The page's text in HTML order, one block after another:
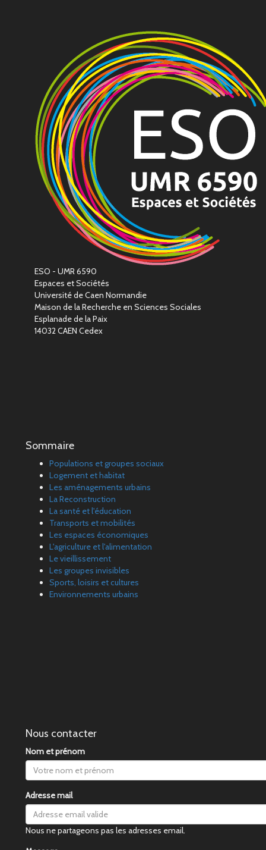
ESO - UMR 6590
Espaces et Sociétés
Université de Caen Normandie
Maison de la Recherche en Sciences Sociales
Esplanade de la Paix
14032 CAEN Cedex
Sommaire
Populations et groupes sociaux
Logement et habitat
Les aménagements urbains
La Reconstruction
La santé et l'éducation
Transports et mobilités
Les espaces économiques
L'agriculture et l'alimentation
Le vieillissement
Les groupes invisibles
Sports, loisirs et cultures
Environnements urbains
Nous contacter
Nom et prénom
Adresse mail
Nous ne partageons pas les adresses email.